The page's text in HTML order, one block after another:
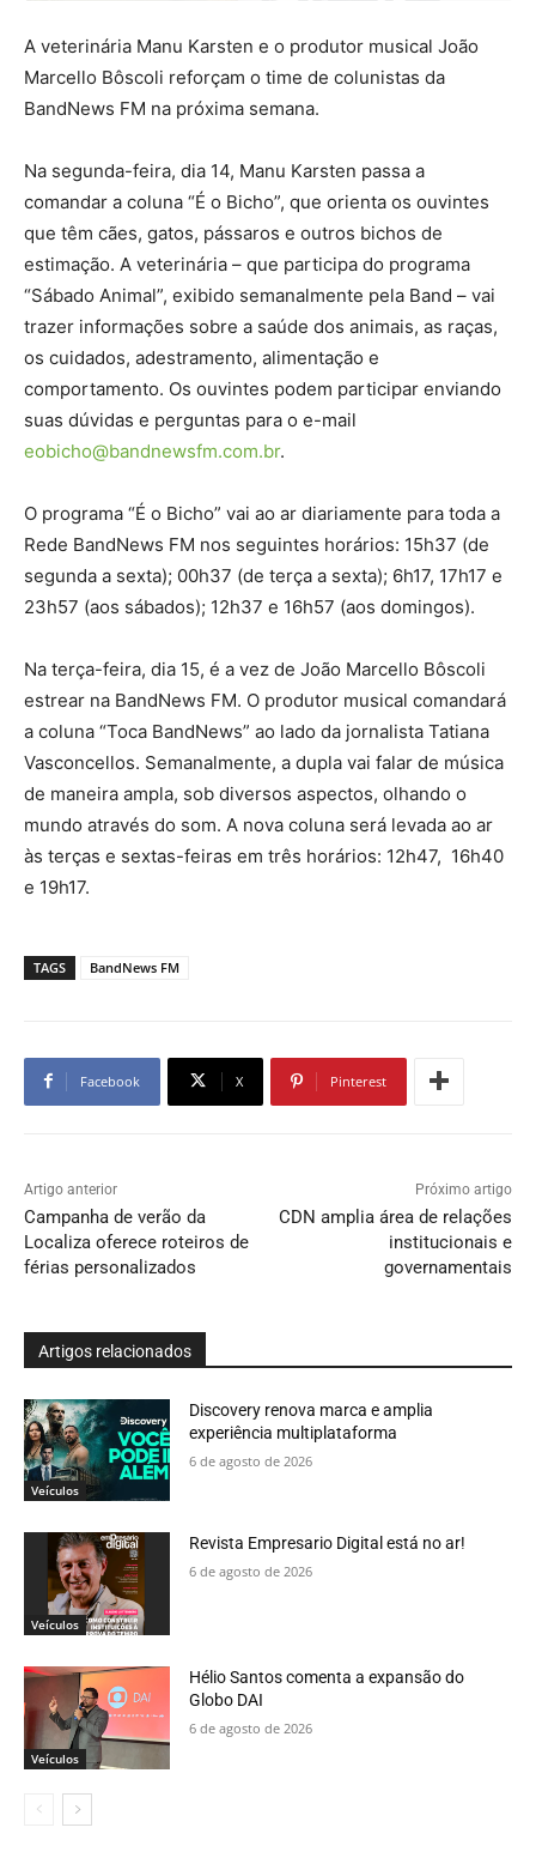
A veterinária Manu Karsten e o produtor musical João
Marcello Bôscoli reforçam o time de colunistas da
BandNews FM na próxima semana.
Na segunda-feira, dia 14, Manu Karsten passa a
comandar a coluna “É o Bicho”, que orienta os ouvintes
que têm cães, gatos, pássaros e outros bichos de
estimação. A veterinária – que participa do programa
“Sábado Animal”, exibido semanalmente pela Band – vai
trazer informações sobre a saúde dos animais, as raças,
os cuidados, adestramento, alimentação e
comportamento. Os ouvintes podem participar enviando
suas dúvidas e perguntas para o e-mail
eobicho@bandnewsfm.com.br.
O programa “É o Bicho” vai ao ar diariamente para toda a
Rede BandNews FM nos seguintes horários: 15h37 (de
segunda a sexta); 00h37 (de terça a sexta); 6h17, 17h17 e
23h57 (aos sábados); 12h37 e 16h57 (aos domingos).
Na terça-feira, dia 15, é a vez de João Marcello Bôscoli
estrear na BandNews FM. O produtor musical comandará
a coluna “Toca BandNews” ao lado da jornalista Tatiana
Vasconcellos. Semanalmente, a dupla vai falar de música
de maneira ampla, sob diversos aspectos, olhando o
mundo através do som. A nova coluna será levada ao ar
às terças e sextas-feiras em três horários: 12h47, 16h40
e 19h17.
TAGS BandNews FM
Facebook X Pinterest
Artigo anterior
Campanha de verão da
Localiza oferece roteiros de
férias personalizados
Próximo artigo
CDN amplia área de relações
institucionais e
governamentais
Artigos relacionados
Veículos
Discovery renova marca e amplia
experiência multiplataforma
6 de agosto de 2026
Veículos
Revista Empresario Digital está no ar!
6 de agosto de 2026
Veículos
Hélio Santos comenta a expansão do
Globo DAI
6 de agosto de 2026